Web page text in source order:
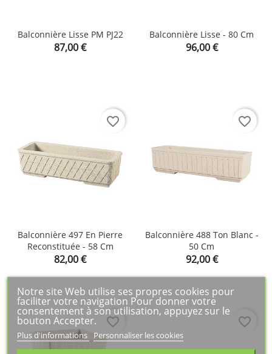
Balconnière Lisse PM PJ22
Prix
87,00 €
Balconnière Lisse - 80 Cm
Prix
96,00 €
Balconnière 497 En Pierre
Reconstituée - 58 Cm
Prix
82,00 €
favorite_border
Balconnière 488 Ton Blanc -
50 Cm
Prix
92,00 €
favorite_border
favorite_border favorite_border
Notre site Web utilise ses propres cookies pour
faciliter votre navigation Pour donner votre
consentement à son utilisation, appuyez sur le
bouton Accepter.
Plus d'informations Personnaliser les cookies